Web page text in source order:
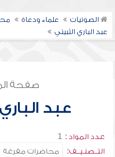
الصوتيات علماء ودعاة
عبد الباري الثبيتي
صفحة
عبد
عدد المواد : 1
التــصنـيــف: